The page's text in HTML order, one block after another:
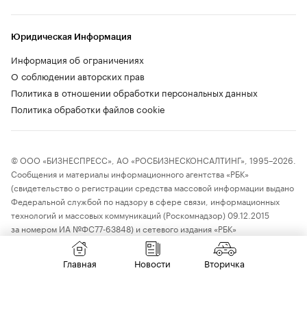
Юридическая Информация
Информация об ограничениях
О соблюдении авторских прав
Политика в отношении обработки персональных данных
Политика обработки файлов cookie
© ООО «БИЗНЕСПРЕСС», АО «РОСБИЗНЕСКОНСАЛТИНГ», 1995–2026.
Сообщения и материалы информационного агентства «РБК»
(свидетельство о регистрации средства массовой информации выдано
Федеральной службой по надзору в сфере связи, информационных
технологий и массовых коммуникаций (Роскомнадзор) 09.12.2015
за номером ИА №ФС77-63848) и сетевого издания «РБК»
(свидетельство о регистрации средства массовой информации выдано
Федеральной службой по надзору в сфере связи, информационных
технологий и массовых коммуникаций (Роскомнадзор) 03.12.2021
Главная Новости Вторичка